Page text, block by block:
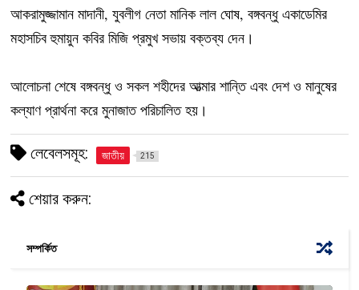
আকরামুজ্জামান মাদানী, যুবলীগ নেতা মানিক লাল ঘোষ, বঙ্গবন্ধু একাডেমির
মহাসচিব হুমায়ুন কবির মিজি প্রমুখ সভায় বক্তব্য দেন।
আলোচনা শেষে বঙ্গবন্ধু ও সকল শহীদের আত্মার শান্তি এবং দেশ ও মানুষের
কল্যাণ প্রার্থনা করে মুনাজাত পরিচালিত হয়।
লেবেলসমূহ: জাতীয় 215
শেয়ার করুন:
সম্পর্কিত